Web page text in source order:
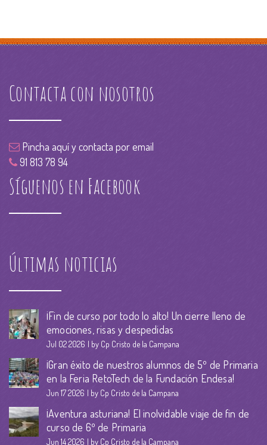
Contacta con nosotros
Pincha aquí y contacta por email
91 813 78 94
Síguenos en Facebook
Últimas noticias
¡Fin de curso por todo lo alto! Un cierre lleno de
emociones, risas y despedidas
Jul 02 2026 by Cp Cristo de la Campana
¡Gran éxito de nuestros alumnos de 5º de Primaria
en la Feria RetoTech de la Fundación Endesa!
Jun 17 2026 by Cp Cristo de la Campana
¡Aventura asturiana! El inolvidable viaje de fin de
curso de 6º de Primaria
Jun 14 2026 by Cp Cristo de la Campana